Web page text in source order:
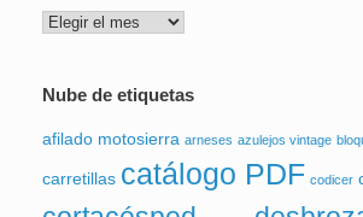
Archivos
Nube de etiquetas
afilado motosierra arneses azulejos vintage
carretillas catálogo PDF codicer